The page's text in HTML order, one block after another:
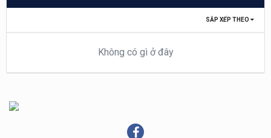
SẮP XẾP THEO
Không có gì ở đây